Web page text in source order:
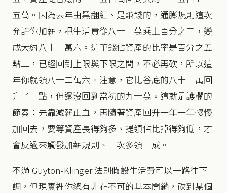
五萬。因為去年由黑翻紅、是賺錢的，通膨規則這次
允許你加薪，把生活費從八十一萬乘上百分之二，變
成大約八十二萬六。這筆錢佔資產的比率是百分之五
點二，已經回到上限與下限之間，不必再砍，所以這
年你就領八十二萬六。注意，它比谷底的八十一萬回
升了一點，但還沒回到當初的九十萬。這就是護欄的
節奏：先靠減薪止血，再隨著資產回升一年一年慢慢
加回去，要等資產長得夠多、提領佔比掉得夠低，才
會反過來觸發加薪規則、一次多領一成。
不過 Guyton-Klinger 法則假設生活費可以一路往下
調，但現實裡你總有非花不可的基本開銷，砍到某個